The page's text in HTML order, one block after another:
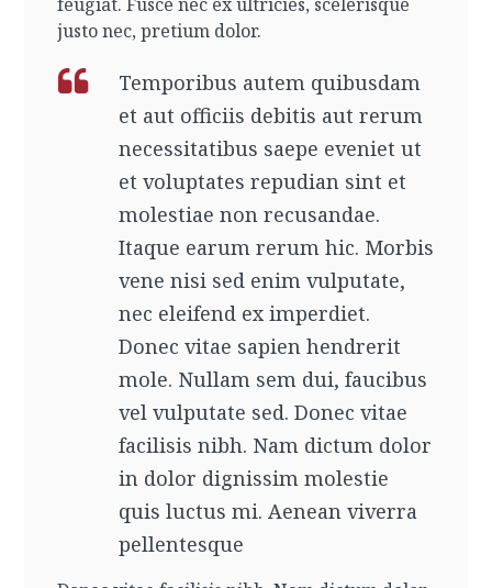
justo nec, pretium dolor.
Temporibus autem quibusdam
et aut officiis debitis aut rerum
necessitatibus saepe eveniet ut
et voluptates repudian sint et
molestiae non recusandae.
Itaque earum rerum hic. Morbis
vene nisi sed enim vulputate,
nec eleifend ex imperdiet.
Donec vitae sapien hendrerit
mole. Nullam sem dui, faucibus
vel vulputate sed. Donec vitae
facilisis nibh. Nam dictum dolor
in dolor dignissim molestie
quis luctus mi. Aenean viverra
pellentesque